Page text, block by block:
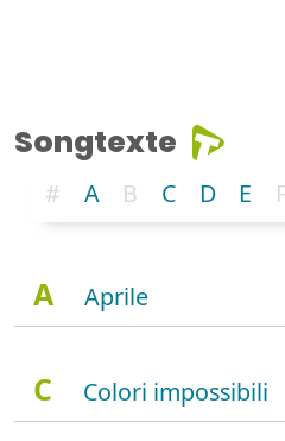
Songtexte
# A B C D E
A Aprile
C Colori impossibili